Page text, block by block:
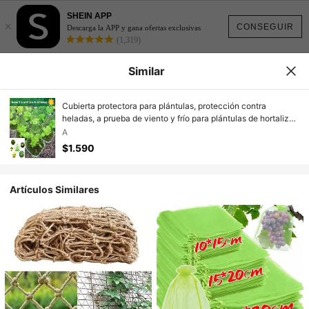
CONSEGUIR
×
SHEIN APP
Descarga la APP y gana ofertas exclusivas
(1,319)
Similar
Cubierta protectora para plántulas, protección contra
heladas, a prueba de viento y frío para plántulas de hortalizas
y melón
A
$1.590
Artículos Similares